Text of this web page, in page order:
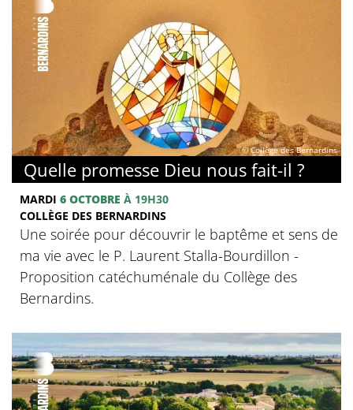
© Collège des Bernardins
Quelle promesse Dieu nous fait-il ?
MARDI 6 OCTOBRE À 19H30
COLLÈGE DES BERNARDINS
Une soirée pour découvrir le baptême et sens de
ma vie avec le P. Laurent Stalla-Bourdillon -
Proposition catéchuménale du Collège des
Bernardins.